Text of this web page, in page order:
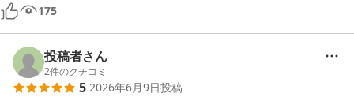
175
投稿者さん
2件のクチコミ
5 2026年6月9日投稿